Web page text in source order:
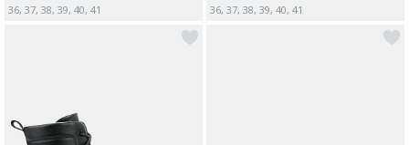
36, 37, 38, 39, 40, 41 36, 37, 38, 39, 40, 41